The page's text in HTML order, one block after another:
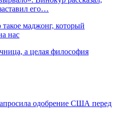
его…
маджонг, который
нас
а целая философия
одобрение США перед